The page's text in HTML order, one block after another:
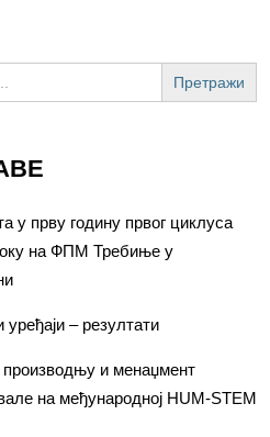
у прву годину првог циклуса
на ФПМ Требиње у
– резултати
и менаџмент
на међународној HUM-STEM